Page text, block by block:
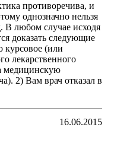
противоречива, и
однозначно нельзя
В любом случае исходя
доказать следующие
курсовое (или
лекарственного
медицинскую
2) Вам врач отказал в
16.06.2015